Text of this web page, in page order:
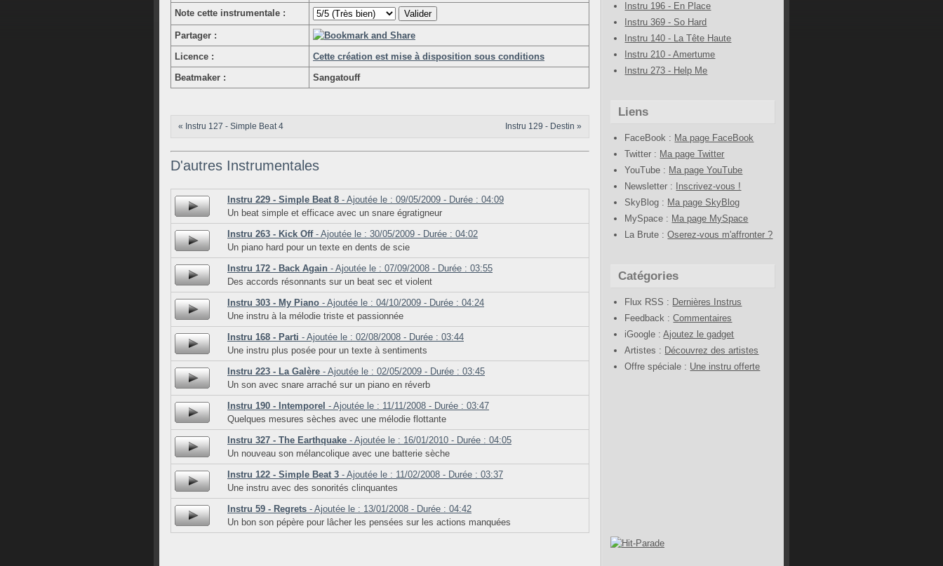
Note cette instrumentale :
Partager :
Licence :
Cette création est mise à disposition sous conditions
Beatmaker :
Sangatouff
« Instru 127 - Simple Beat 4 Instru 129 - Destin »
D'autres Instrumentales
Instru 229 - Simple Beat 8 - Ajoutée le : 09/05/2009 - Durée : 04:09
Un beat simple et efficace avec un snare égratigneur
Instru 263 - Kick Off- Ajoutée le : 30/05/2009 - Durée : 04:02
Un piano hard pour un texte en dents de scie
Instru 172 - Back Again - Ajoutée le : 07/09/2008 - Durée : 03:55
Des accords résonnants sur un beat sec et violent
Instru 303 - My Piano - Ajoutée le : 04/10/2009 - Durée : 04:24
Une instru à la mélodie triste et passionnée
Instru 168 - Parti - Ajoutée le : 02/08/2008 - Durée : 03:44
Une instru plus posée pour un texte à sentiments
Instru 223 - La Galère - Ajoutée le : 02/05/2009 - Durée : 03:45
Un son avec snare arraché sur un piano en réverb
Instru 190 - Intemporel - Ajoutée le : 11/11/2008 - Durée : 03:47
Quelques mesures sèches avec une mélodie flottante
Instru 327 - The Earthquake - Ajoutée le : 16/01/2010 - Durée : 04:05
Un nouveau son mélancolique avec une batterie sèche
Instru 122 - Simple Beat 3 - Ajoutée le : 11/02/2008 - Durée : 03:37
Une instru avec des sonorités clinquantes
Instru 59 - Regrets - Ajoutée le : 13/01/2008 - Durée : 04:42
Un bon son pépère pour lâcher les pensées sur les actions manquées
Instru 196 - En Place
Instru 369 - So Hard
Instru 140 - La Tête Haute
Instru 210 - Amertume
Instru 273 - Help Me
Liens
FaceBook : Ma page FaceBook
Twitter : Ma page Twitter
YouTube : Ma page YouTube
Newsletter :
Inscrivez-vous !
SkyBlog : Ma page SkyBlog
MySpace : Ma page MySpace
La Brute :Oserez-vous m'affronter ?
Catégories
Flux RSS : Dernières Instrus
Feedback :Commentaires
iGoogle :Ajoutez le gadget
Artistes : Découvrez des artistes
Offre spéciale : Une instru offerte